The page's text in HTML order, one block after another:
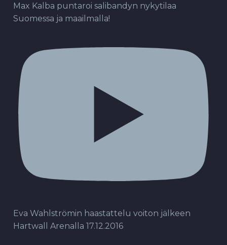
Max Kalba puntaroi salibandyn nykytilaa
Suomessa ja maailmalla!
Eva Wahlströmin haastattelu voiton jälkeen
Hartwall Arenalla 17.12.2016